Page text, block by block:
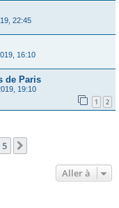
22:45
16:10
de Paris
19:10
1 2
5
Aller à